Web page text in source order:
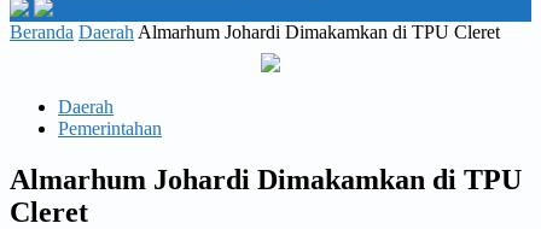
Beranda Daerah Almarhum Johardi Dimakamkan di TPU Cleret
Daerah
Pemerintahan
Almarhum Johardi Dimakamkan di TPU
Cleret